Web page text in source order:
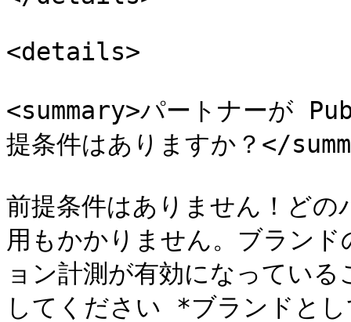
<details>
<summary>パートナーが
提条件はありますか？</
前提条件はありません！ど
用もかかりません。ブラン
ョン計測が有効になってい
してください *ブランドと